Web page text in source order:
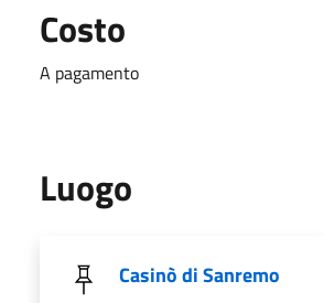
Costo
A pagamento
Luogo
Casinò di Sanremo